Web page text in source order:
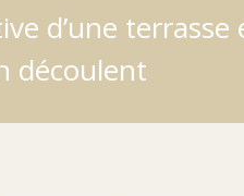
d’une terrasse
découlent